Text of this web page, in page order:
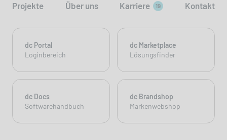
Projekte Über uns Karriere 19 Kontakt
dc Portal
Loginbereich
dc Marketplace
Lösungsfinder
dc Docs
Softwarehandbuch
dc Brandshop
Markenwebshop